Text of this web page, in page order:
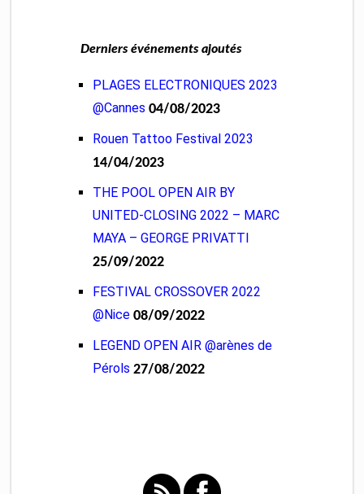
Derniers événements ajoutés
PLAGES ELECTRONIQUES 2023
@Cannes 04/08/2023
Rouen Tattoo Festival 2023
14/04/2023
THE POOL OPEN AIR BY
UNITED-CLOSING 2022 – MARC
MAYA – GEORGE PRIVATTI
25/09/2022
FESTIVAL CROSSOVER 2022
@Nice 08/09/2022
LEGEND OPEN AIR @arènes de
Pérols 27/08/2022